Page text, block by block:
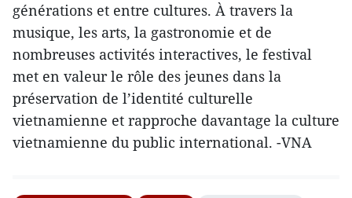
générations et entre cultures. À travers la
musique, les arts, la gastronomie et de
nombreuses activités interactives, le festival
met en valeur le rôle des jeunes dans la
préservation de l’identité culturelle
vietnamienne et rapproche davantage la culture
vietnamienne du public international. -VNA